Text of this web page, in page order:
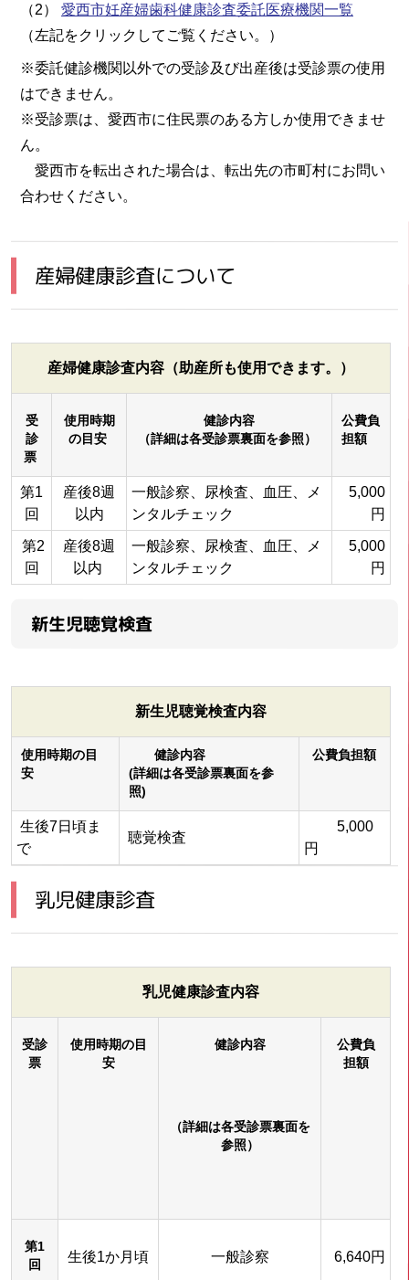
（2） 愛西市妊産婦歯科健康診査委託医療機関一覧
（左記をクリックしてご覧ください。）
※委託健診機関以外での受診及び出産後は受診票の使用
はできません。
※受診票は、愛西市に住民票のある方しか使用できませ
ん。
愛西市を転出された場合は、転出先の市町村にお問い
合わせください。
産婦健康診査について
産婦健康診査内容（助産所も使用できます。）
受
診
票
使用時期
の目安
健診内容
（詳細は各受診票裏面を参照）
公費負
担額
第1
回
産後8週
以内
一般診察、尿検査、血圧、メ
ンタルチェック
5,000
円
第2
回
産後8週
以内
一般診察、尿検査、血圧、メ
ンタルチェック
5,000
円
新生児聴覚検査
新生児聴覚検査内容
使用時期の目
安
健診内容
(詳細は各受診票裏面を参
照)
公費負担額
生後7日頃ま
で
聴覚検査
5,000
円
乳児健康診査
乳児健康診査内容
受診
票
使用時期の目
安
健診内容
（詳細は各受診票裏面を
参照）
公費負
担額
第1
回
生後1か月頃 一般診察 6,640円